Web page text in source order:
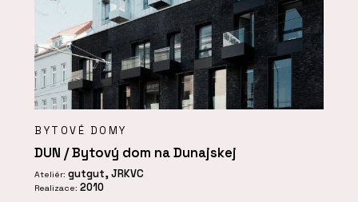
BYTOVÉ DOMY
DUN / Bytový dom na Dunajskej
Ateliér: gutgut, JRKVC
Realizace: 2010